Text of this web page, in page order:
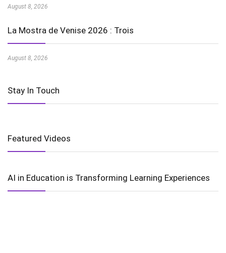
August 8, 2026
La Mostra de Venise 2026 : Trois
August 8, 2026
Stay In Touch
Featured Videos
AI in Education is Transforming Learning Experiences